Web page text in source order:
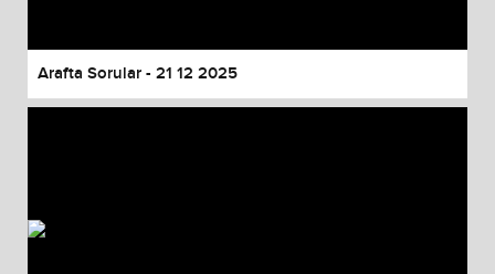
Arafta Sorular - 21 12 2025